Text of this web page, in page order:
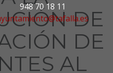
948 70 18 11
DE
DE
AL